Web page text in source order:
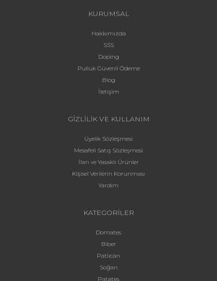
KURUMSAL
Hakkımızda
SSS
Doping
Pulluk Güvenli Ödeme
Blog
İletişim
GİZLİLİK VE KULLANIM
Üyelik Sözleşmesi
Mesafeli Satış Sözleşmesi
İlan ve Yasaklı Ürünler
Kişisel Verilerin Korunması
Yardım
KATEGORİLER
Domates
Biber
Patlıcan
Soğan
Patates